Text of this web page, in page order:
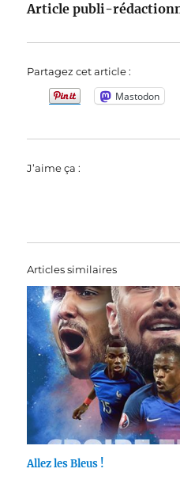
Article publi-
Partagez cet article :
Mastodon
J’aime ça :
Articles similaires
Allez les Bleus !